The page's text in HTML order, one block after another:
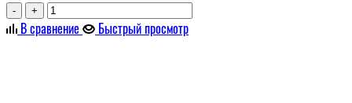
- +
В сравнение Быстрый просмотр